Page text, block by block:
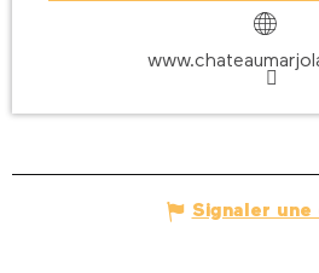
Signaler une